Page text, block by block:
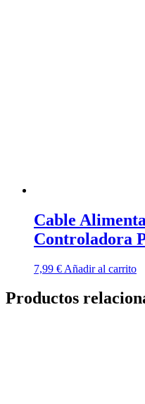
Cable
Controladora
7,99 € Añadir al carrito
Productos